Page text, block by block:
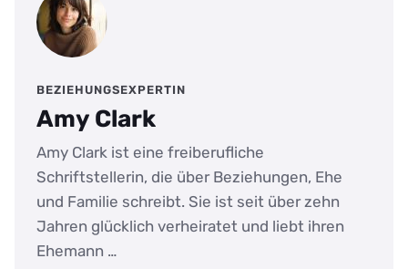
BEZIEHUNGSEXPERTIN
Amy Clark
Amy Clark ist eine freiberufliche
Schriftstellerin, die über Beziehungen, Ehe
und Familie schreibt. Sie ist seit über zehn
Jahren glücklich verheiratet und liebt ihren
Ehemann …